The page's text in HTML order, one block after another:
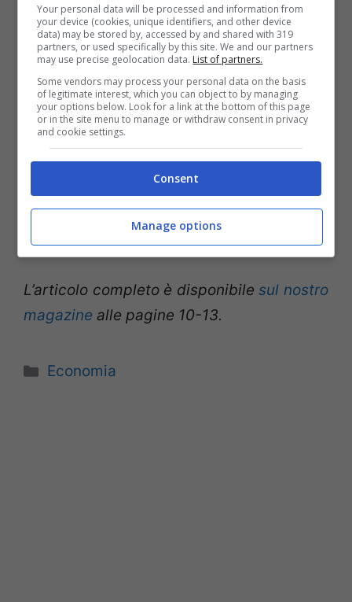
cancelliere tedesco che nel 1890 negoziò il
trattato di Helgoland-Zanzibar e che
ottenne il diritto d’accesso alle due
importanti vie d’acqua per la propria
colonia. Precedentemente il territorio
apparteneva alla colonia britannica del
Beciuanaland ed era abitato dai Lozi:dopo
la spartizione tale etnia si trovò divisa tra
lo Zambia meridionale, l’Angola
portoghese, la Namibia e il Botswana.
L’articolo completo è disponibile sul nostro
magazine alle pagine 10-13.
Categorie
Economia
Your personal data will be processed and information from
your device (cookies, unique identifiers, and other device
data) may be stored by, accessed by and shared with 319
partners, or used specifically by this site. We and our partners
may use precise geolocation data. List of partners.
Some vendors may process your personal data on the basis
of legitimate interest, which you can object to by managing
your options below. Look for a link at the bottom of this page
or in the site menu to manage or withdraw consent in privacy
and cookie settings.
Consent
Manage options